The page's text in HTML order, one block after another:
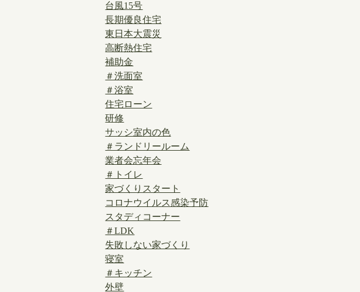
台風15号
長期優良住宅
東日本大震災
高断熱住宅
補助金
＃洗面室
＃浴室
住宅ローン
研修
サッシ室内の色
＃ランドリールーム
業者会忘年会
＃トイレ
家づくりスタート
コロナウイルス感染予防
スタディコーナー
＃LDK
失敗しない家づくり
寝室
＃キッチン
外壁